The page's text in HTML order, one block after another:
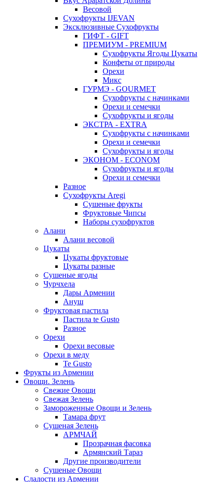
Весовой
Сухофрукты IJEVAN
Эксклюзивные Сухофрукты
ГИФТ - GIFT
ПРЕМИУМ - PREMIUM
Сухофрукты Ягоды Цукаты
Конфеты от природы
Орехи
Микс
ГУРМЭ - GOURMET
Сухофрукты с начинками
Орехи и семечки
Сухофрукты и ягоды
ЭКСТРА - EXTRA
Сухофрукты с начинками
Орехи и семечки
Сухофрукты и ягоды
ЭКОНОМ - ECONOM
Сухофрукты и ягоды
Орехи и семечки
Разное
Сухофрукты Aregi
Сушеные фрукты
Фруктовые Чипсы
Наборы сухофруктов
Алани
Алани весовой
Цукаты
Цукаты фруктовые
Цукаты разные
Сушеные ягоды
Чурчхела
Дары Армении
Ануш
Фруктовая пастила
Пастила te Gusto
Разное
Орехи
Орехи весовые
Орехи в меду
Te Gusto
Фрукты из Армении
Овощи. Зелень
Свежие Овощи
Свежая Зелень
Замороженные Овощи и Зелень
Тамара фрут
Сушеная Зелень
АРМЧАЙ
Прозрачная фасовка
Армянский Тараз
Другие производители
Сушеные Овощи
Сладости из Армении